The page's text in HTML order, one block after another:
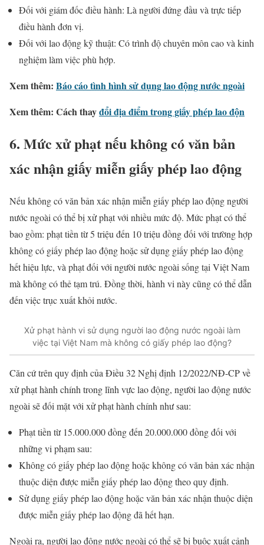
Đối với giám đốc điều hành: Là người đứng đầu và trực tiếp
điều hành đơn vị.
Đối với lao động kỹ thuật: Có trình độ chuyên môn cao và kinh
nghiệm làm việc phù hợp.
Xem thêm: Báo cáo tình hình sử dụng lao động nước ngoài
Xem thêm: Cách thayđổi địa điểm trong giấy phép lao độn
6. Mức xử phạt nếu không có văn bản
xác nhận giấy miễn giấy phép lao động
Nếu không có văn bản xác nhận miễn giấy phép lao động người
nước ngoài có thể bị xử phạt với nhiều mức độ. Mức phạt có thể
bao gồm: phạt tiền từ 5 triệu đến 10 triệu đồng đối với trường hợp
không có giấy phép lao động hoặc sử dụng giấy phép lao động
hết hiệu lực, và phạt đối với người nước ngoài sống tại Việt Nam
mà không có thẻ tạm trú. Đồng thời, hành vi này cũng có thể dẫn
đến việc trục xuất khỏi nước.
Xử phạt hành vi sử dụng người lao động nước ngoài làm
việc tại Việt Nam mà không có giấy phép lao động?
Căn cứ trên quy định của Điều 32 Nghị định 12/2022/NĐ-CP về
xử phạt hành chính trong lĩnh vực lao động, người lao động nước
ngoài sẽ đối mặt với xử phạt hành chính như sau:
Phạt tiền từ 15.000.000 đồng đến 20.000.000 đồng đối với
những vi phạm sau:
Không có giấy phép lao động hoặc không có văn bản xác nhận
thuộc diện được miễn giấy phép lao động theo quy định.
Sử dụng giấy phép lao động hoặc văn bản xác nhận thuộc diện
được miễn giấy phép lao động đã hết hạn.
Ngoài ra, người lao động nước ngoài có thể sẽ bị buộc xuất cảnh